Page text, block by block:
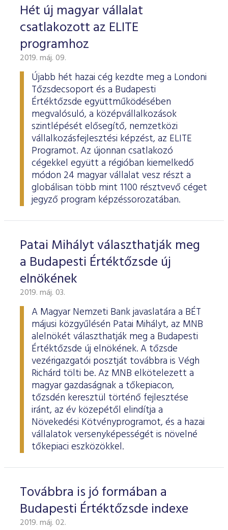
Hét új magyar vállalat
csatlakozott az ELITE
programhoz
2019. máj. 09.
Újabb hét hazai cég kezdte meg a Londoni
Tőzsdecsoport és a Budapesti
Értéktőzsde együttműködésében
megvalósuló, a középvállalkozások
szintlépését elősegítő, nemzetközi
vállalkozásfejlesztési képzést, az ELITE
Programot. Az újonnan csatlakozó
cégekkel együtt a régióban kiemelkedő
módon 24 magyar vállalat vesz részt a
globálisan több mint 1100 résztvevő céget
jegyző program képzéssorozatában.
Patai Mihályt választhatják meg
a Budapesti Értéktőzsde új
elnökének
2019. máj. 03.
A Magyar Nemzeti Bank javaslatára a BÉT
májusi közgyűlésén Patai Mihályt, az MNB
alelnökét választhatják meg a Budapesti
Értéktőzsde új elnökének. A tőzsde
vezérigazgatói posztját továbbra is Végh
Richárd tölti be. Az MNB elkötelezett a
magyar gazdaságnak a tőkepiacon,
tőzsdén keresztül történő fejlesztése
iránt, az év közepétől elindítja a
Növekedési Kötvényprogramot, és a hazai
vállalatok versenyképességét is növelné
tőkepiaci eszközökkel.
Továbbra is jó formában a
Budapesti Értéktőzsde indexe
2019. máj. 02.